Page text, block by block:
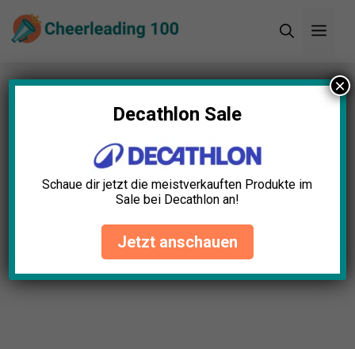
Inhalt
Startseite»Blog»11+ tolle Cheerleading Amazon
Prime Day Angebote (2024)
11+ tolle Cheerleading
Amazon Prime Day Angebote
(2024)
Decathlon Sale
Schaue dir jetzt die meistverkauften Produkte im
Sale bei Decathlon an!
Jetzt anschauen
×